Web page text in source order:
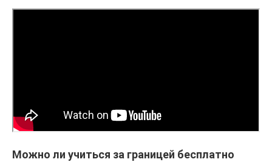
Можно ли учиться за границей бесплатно